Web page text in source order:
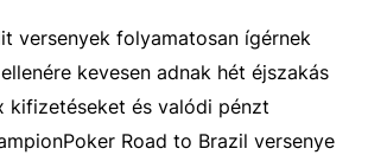
versenyek folyamatosan ígérnek
kevesen adnak hét éjszakás
és valódi pénzt
Road to Brazil versenye